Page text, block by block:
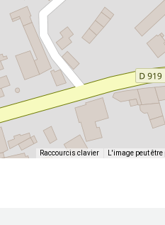
Raccourcis clavier L'image peut